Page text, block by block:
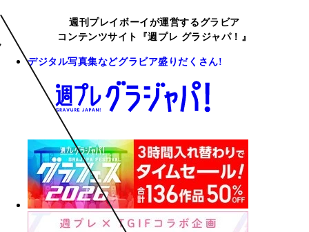
週刊プレイボーイが運営するグラビア
コンテンツサイト『週プレ グラジャパ！』
デジタル写真集などグラビア盛りだくさん!